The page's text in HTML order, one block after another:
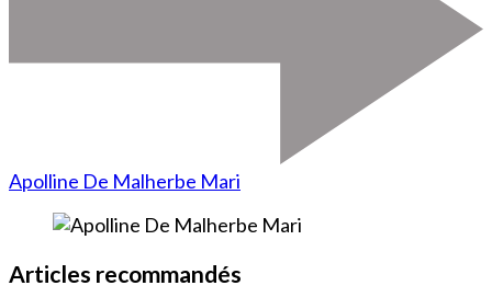
Apolline De Malherbe Mari
Articles recommandés